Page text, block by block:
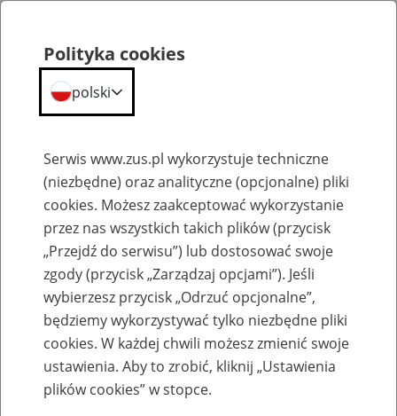
Statystyczny
ZUS
Wyniki wyszukiwania
Kategoria
Szukaj
SZUKAJ
Polityka cookies
polski
Serwis www.zus.pl wykorzystuje techniczne
(niezbędne) oraz analityczne (opcjonalne) pliki
cookies. Możesz zaakceptować wykorzystanie
przez nas wszystkich takich plików (przycisk
„Przejdź do serwisu”) lub dostosować swoje
zgody (przycisk „Zarządzaj opcjami”). Jeśli
wybierzesz przycisk „Odrzuć opcjonalne”,
będziemy wykorzystywać tylko niezbędne pliki
cookies. W każdej chwili możesz zmienić swoje
ustawienia. Aby to zrobić, kliknij „Ustawienia
plików cookies” w stopce.